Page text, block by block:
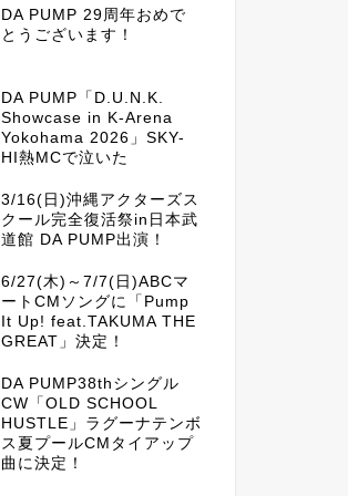
DA PUMP 29周年おめで
とうございます！
DA PUMP「D.U.N.K.
Showcase in K-Arena
Yokohama 2026」SKY-
HI熱MCで泣いた
3/16(日)沖縄アクターズス
クール完全復活祭in日本武
道館 DA PUMP出演！
6/27(木)～7/7(日)ABCマ
ートCMソングに「Pump
It Up! feat.TAKUMA THE
GREAT」決定！
DA PUMP38thシングル
CW「OLD SCHOOL
HUSTLE」ラグーナテンボ
ス夏プールCMタイアップ
曲に決定！